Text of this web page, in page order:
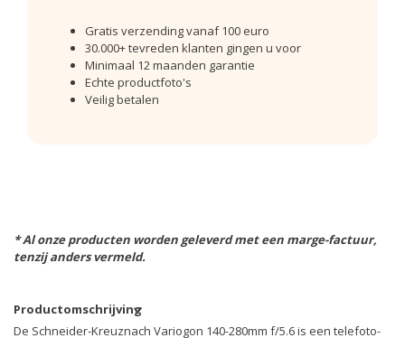
Gratis verzending vanaf 100 euro
30.000+ tevreden klanten gingen u voor
Minimaal 12 maanden garantie
Echte productfoto's
Veilig betalen
* Al onze producten worden geleverd met een marge-factuur,
tenzij anders vermeld.
Productomschrijving
De Schneider-Kreuznach Variogon 140-280mm f/5.6 is een telefoto-